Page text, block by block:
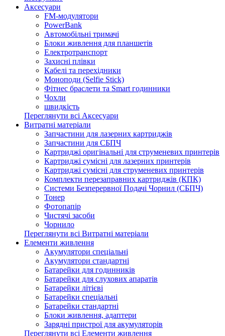
Аксесуари
FM-модулятори
PowerBank
Автомобільні тримачі
Блоки живлення для планшетів
Електротранспорт
Захисні плівки
Кабелі та перехідники
Моноподи (Selfie Stick)
Фітнес браслети та Smart годинники
Чохли
швидкість
Переглянути всі Аксесуари
Витратні матеріали
Запчастини для лазерних картриджів
Запчастини для СБПЧ
Картриджі оригінальні для струменевих принтерів
Картриджі сумісні для лазерних принтерів
Картриджі сумісні для струменевих принтерів
Комплекти перезаправних картриджів (КПК)
Системи Безперервної Подачі Чорнил (СБПЧ)
Тонер
Фотопапір
Чистячі засоби
Чорнило
Переглянути всі Витратні матеріали
Елементи живлення
Акумулятори спеціальні
Акумулятори стандартні
Батарейки для годинників
Батарейки для слухових апаратів
Батарейки літієві
Батарейки спеціальні
Батарейки стандартні
Блоки живлення, адаптери
Зарядні пристрої для акумуляторів
Переглянути всі Елементи живлення